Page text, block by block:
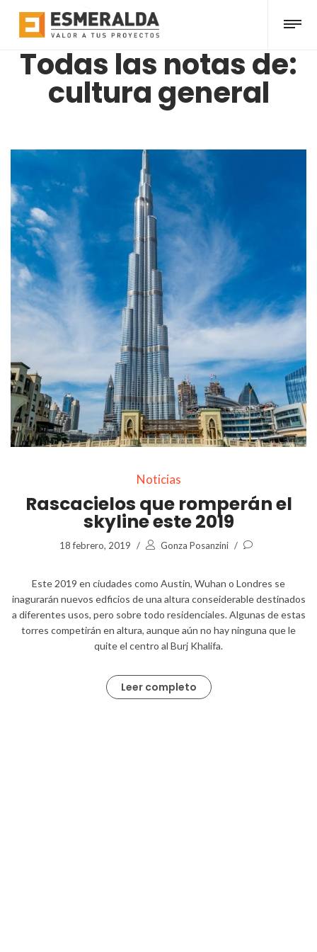
Todas las notas de:
cultura general
Noticias
Rascacielos que romperán el
skyline este 2019
18 febrero, 2019 / Gonza Posanzini /
Este 2019 en ciudades como Austin, Wuhan o Londres se
inagurarán nuevos edficios de una altura conseiderable destinados
a diferentes usos, pero sobre todo residenciales. Algunas de estas
torres competirán en altura, aunque aún no hay ninguna que le
quite el centro al Burj Khalifa.
Leer completo